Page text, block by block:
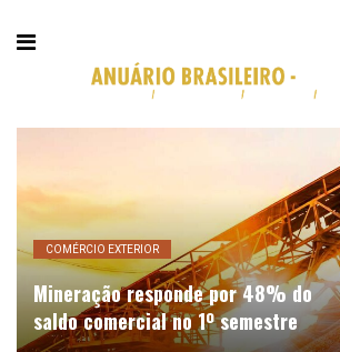
COMÉRCIO EXTERIOR
Mineração responde por 48% do
saldo comercial no 1º semestre